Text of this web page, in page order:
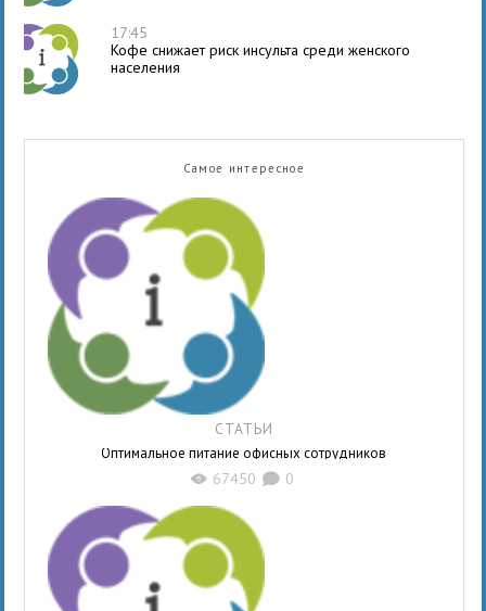
17:45
Кофе снижает риск инсульта среди женского
населения
Самое интересное
СТАТЬИ
Оптимальное питание офисных сотрудников
X 67450 K 0